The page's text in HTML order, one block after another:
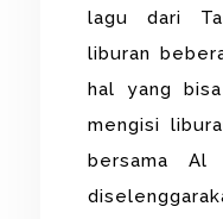
lagu dari
liburan
hal yang
mengisi
bersama Al